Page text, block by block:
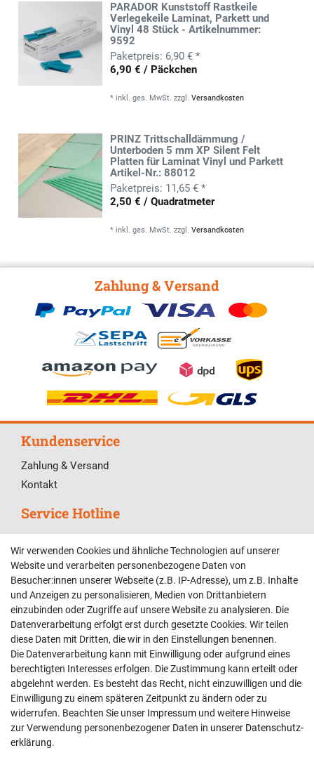
PARADOR Kunststoff Rastkeile
Verlegekeile Laminat, Parkett und
Vinyl 48 Stück - Artikelnummer:
9592
6,90 € *
6,90 € / Päckchen
* inkl. ges. MwSt. zzgl.Versandkosten
PRINZ Trittschalldämmung /
Unterboden 5 mm XP Silent Felt
Platten für Laminat Vinyl und Parkett
Artikel-Nr.: 88012
11,65 € *
2,50 € / Quadratmeter
* inkl. ges. MwSt. zzgl.Versandkosten
Zahlung & Versand
Kundenservice
Zahlung & Versand
Kontakt
Service Hotline
Telefonische Unterstützung und Beratung unter:
02381 9878909
Mo-Fr, 9:00 - 18:00 Uhr
Sa, 9:00 - 13:00 Uhr
Kundenkonto
Registrieren
Login
Hilfe
Informationen
Wir verwenden Cookies und ähnliche Technologien auf unserer
Website und verarbeiten personenbezogene Daten von
Besucher:innen unserer Webseite (z.B. IP-Adresse), um z.B. Inhalte
und Anzeigen zu personalisieren, Medien von Drittanbietern
einzubinden oder Zugriffe auf unsere Website zu analysieren. Die
Datenverarbeitung erfolgt erst durch gesetzte Cookies. Wir teilen
diese Daten mit Dritten, die wir in den Einstellungen benennen.
Die Datenverarbeitung kann mit Einwilligung oder aufgrund eines
berechtigten Interesses erfolgen. Die Zustimmung kann erteilt oder
abgelehnt werden. Es besteht das Recht, nicht einzuwilligen und die
Einwilligung zu einem späteren Zeitpunkt zu ändern oder zu
widerrufen. Beachten Sie unser Impressum und weitere Hinweise
zur Verwendung personenbezogener Daten in unserer Daten­schutz­
erklärung.